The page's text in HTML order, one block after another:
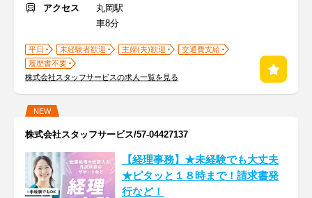
アクセス
丸岡駅
車8分
平日 未経験者歓迎 主婦(夫)歓迎
交通費支給
履歴書不要
株式会社スタッフサービスの求人一覧を見る
NEW
株式会社スタッフサービス/57-04427137
【経理事務】★未経験でも大丈夫
★ピタッと１８時まで！請求書発
行など！